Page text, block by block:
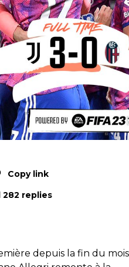
Copy link
282 replies
depuis la fin du mois